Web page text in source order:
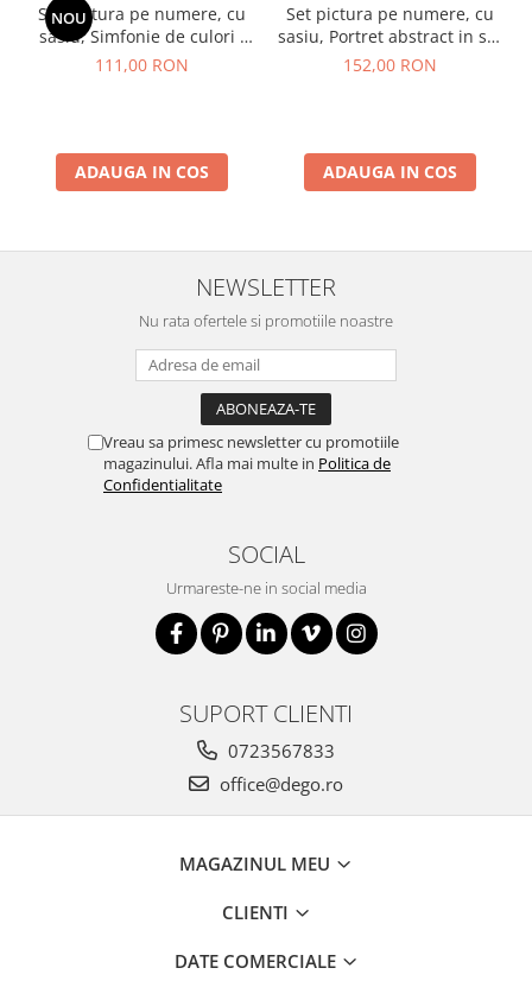
NOU
Set pictura pe numere, cu
sasiu, Simfonie de culori -
vopsele metalizate, 40x50
111,00 RON
ADAUGA IN COS
Set pictura pe numere, cu
sasiu, Portret abstract in stil
Picasso, 40x50 cm
152,00 RON
ADAUGA IN COS
NEWSLETTER
Nu rata ofertele si promotiile noastre
Vreau sa primesc newsletter cu promotiile
magazinului. Afla mai multe in Politica de
Confidentialitate
SOCIAL
Urmareste-ne in social media
SUPORT CLIENTI
0723567833
office@dego.ro
MAGAZINUL MEU
CLIENTI
DATE COMERCIALE